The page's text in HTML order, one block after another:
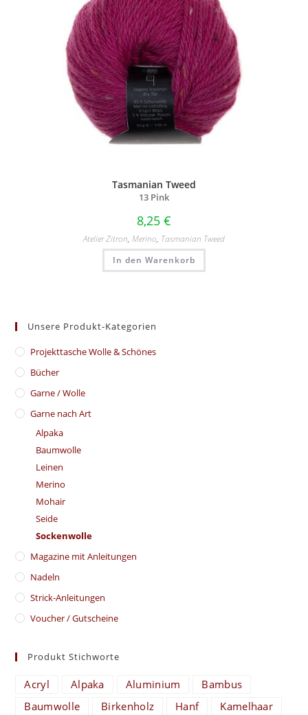
Tasmanian Tweed
13 Pink
8,25 €
Atelier Zitron, Merino, Tasmanian Tweed
In den Warenkorb
Unsere Produkt-Kategorien
​Projekttasche Wolle & Schönes
Bücher
Garne / Wolle
Garne nach Art
Alpaka
Baumwolle
Leinen
Merino
Mohair
Seide
Sockenwolle
Magazine mit Anleitungen
Nadeln
Strick-Anleitungen
Voucher / Gutscheine
Produkt Stichworte
Acryl Alpaka Aluminium
Bambus
Baumwolle
Birkenholz Hanf
Kamelhaar